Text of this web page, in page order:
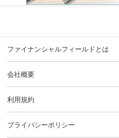
ファイナンシャルフィールドとは
会社概要
利用規約
プライバシーポリシー